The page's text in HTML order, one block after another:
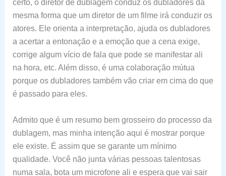
certo, o diretor de dublagem conduz os dubladores da
mesma forma que um diretor de um filme irá conduzir os
atores. Ele orienta a interpretação, ajuda os dubladores
a acertar a entonação e a emoção que a cena exige,
corrige algum vício de fala que pode se manifestar ali
na hora, etc. Além disso, é uma colaboração mútua
porque os dubladores também vão criar em cima do que
é passado para eles.
Admito que é um resumo bem grosseiro do processo da
dublagem, mas minha intenção aqui é mostrar porque
ele existe. É assim que se garante um mínimo
qualidade. Você não junta várias pessoas talentosas
numa sala, bota um microfone ali e espera que vai sair